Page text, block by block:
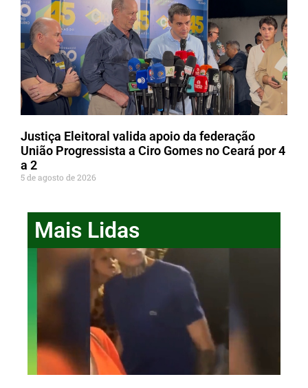
Justiça Eleitoral valida apoio da federação
União Progressista a Ciro Gomes no Ceará por 4
a 2
5 de agosto de 2026
Mais Lidas